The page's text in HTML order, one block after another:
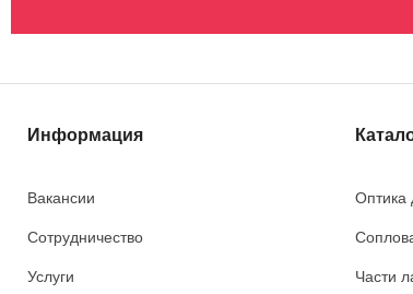
Информация
Вакансии
Сотрудничество
Услуги
Оптика
Части